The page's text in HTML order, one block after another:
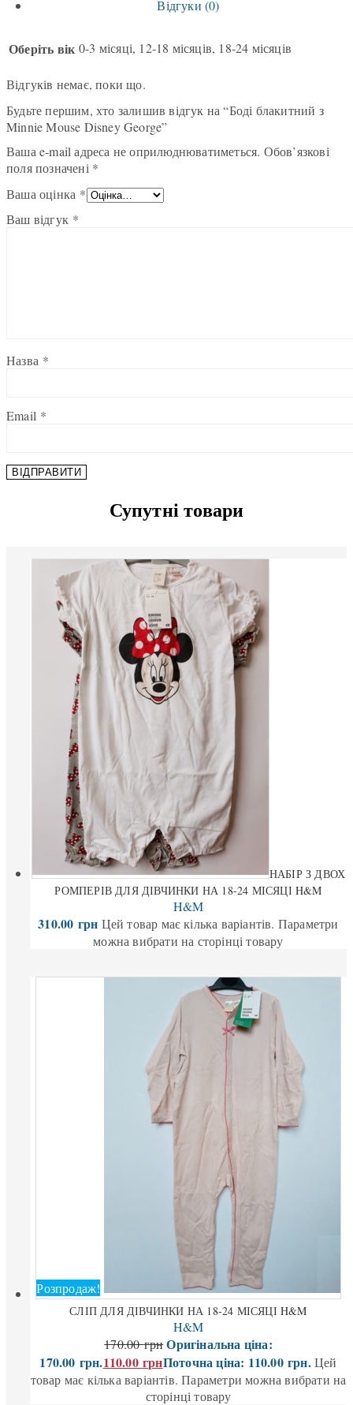
Відгуки (0)
Оберіть вік 0-3 місяці, 12-18 місяців, 18-24 місяців
Відгуків немає, поки що.
Будьте першим, хто залишив відгук на “Боді блакитний з
Minnie Mouse Disney George”
Ваша e-mail адреса не оприлюднюватиметься. Обов’язкові
поля позначені *
Ваша оцінка *
Ваш відгук *
Назва *
Email *
Супутні товари
НАБІР З ДВОХ
РОМПЕРІВ ДЛЯ ДІВЧИНКИ НА 18-24 МІСЯЦІ H&M
H&M
310.00 грн Цей товар має кілька варіантів. Параметри
можна вибрати на сторінці товару
Розпродаж!
СЛІП ДЛЯ ДІВЧИНКИ НА 18-24 МІСЯЦІ H&M
H&M
170.00грн Оригінальна ціна:
170.00 грн.110.00грнПоточна ціна: 110.00 грн. Цей
товар має кілька варіантів. Параметри можна вибрати на
сторінці товару